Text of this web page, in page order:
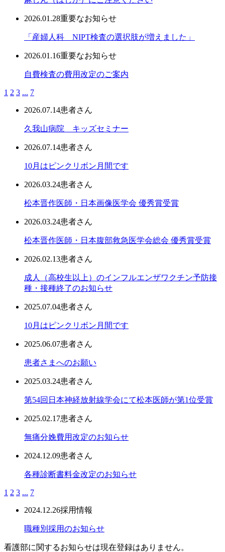
2026.01.28重要なお知らせ
「産婦人科 NIPT検査の選択肢が増えました」
2026.01.16重要なお知らせ
自費検査の費用改定のご案内
1 2 3 ... 7
2026.07.14患者さん
久我山病院 キッズセミナー
2026.07.14患者さん
10月はピンクリボン月間です
2026.03.24患者さん
松本晋作医師・日本画像医学会 優秀賞受賞
2026.03.24患者さん
松本晋作医師・日本腹部救急医学会総会 優秀賞受賞
2026.02.13患者さん
成人（高校生以上）のインフルエンザワクチン予防接
種・接種終了のお知らせ
2025.07.04患者さん
10月はピンクリボン月間です
2025.06.07患者さん
患者さまへのお願い
2025.03.24患者さん
第54回日本神経放射線学会にて松本医師が第1位受賞
2025.02.17患者さん
無痛分娩費用改定のお知らせ
2024.12.09患者さん
各種診断書料金改定のお知らせ
1 2 3 ... 7
2024.12.26採用情報
職種別採用のお知らせ
看護部に関するお知らせは現在登録はありません。